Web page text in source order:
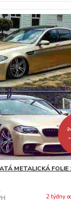
METALICKÁ FOLIE
2 týdny